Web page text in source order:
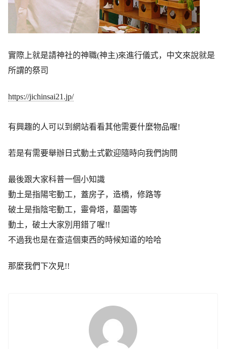
實際上就是請神社的神職(神主)來進行儀式，中文來說就是
所謂的祭司
https://jichinsai21.jp/
有興趣的人可以到網站看看其他需要什麼物品喔!
若是有需要舉辦日式動土式歡迎隨時向我們詢問
最後跟大家科普一個小知識
動土是指陽宅動工，蓋房子，造橋，修路等
破土是指陰宅動工，靈骨塔，墓園等
動土，破土大家別用錯了喔!!
不過我也是在查這個東西的時候知道的哈哈
那麼我們下次見!!